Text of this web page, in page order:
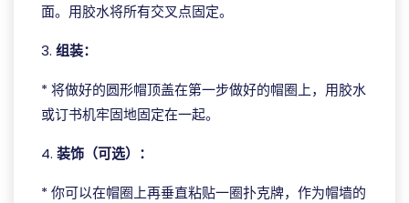
面。用胶水将所有交叉点固定。
3. 组装：
* 将做好的圆形帽顶盖在第一步做好的帽圈上，用胶水
或订书机牢固地固定在一起。
4. 装饰（可选）：
* 你可以在帽圈上再垂直粘贴一圈扑克牌，作为帽墙的